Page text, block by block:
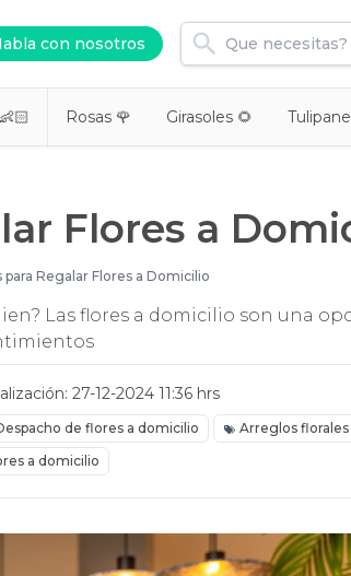
con nosotros
Rosas 🌹 Girasoles 🌻
Flores a
para Regalar Flores a Domicilio
Las flores a domicilio son una
27-12-2024 11:36 hrs
de flores a domicilio
Arreglos
a domicilio